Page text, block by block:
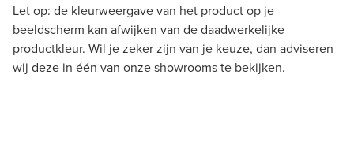
Let op: de kleurweergave van het product op je
beeldscherm kan afwijken van de daadwerkelijke
productkleur. Wil je zeker zijn van je keuze, dan adviseren
wij deze in één van onze showrooms te bekijken.